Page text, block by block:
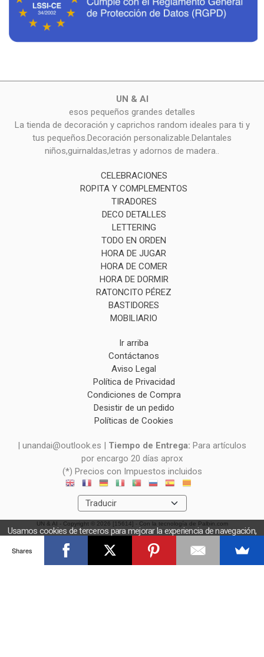
UN & AI
esos pequeños grandes detalles
La tienda de decoración y caprichos random ideales para ti y
tus pequeños.Decoración personalizable.Delantales
niños,guirnaldas,letras y adornos de madera..
CELEBRACIONES
ROPITA Y COMPLEMENTOS
TIRADORES
DECO DETALLES
LETTERING
TODO EN ORDEN
HORA DE JUGAR
HORA DE COMER
HORA DE DORMIR
RATONCITO PÉREZ
BASTIDORES
MOBILIARIO
Ir arriba
Contáctanos
Aviso Legal
Política de Privacidad
Condiciones de Compra
Desistir de un pedido
Políticas de Cookies
| unandai@outlook.es | Tiempo de Entrega: Para artículos
por encargo 20 días aprox
(*) Precios con Impuestos incluidos
UN & AI - Copyright © 2026 [15614] - Con la tecnología de Palbin.com
Usamos cookies de terceros para mejorar la experiencia de navegación,
y obtener estadísticas anónimas. Si continúa navegando consideramos
que acepta el uso de cookies.
OK Más información
Shares